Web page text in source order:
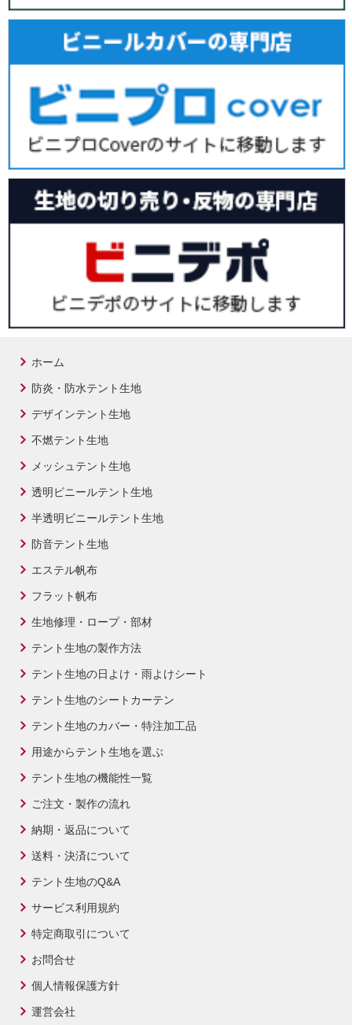
ホーム
防炎・防水テント生地
デザインテント生地
不燃テント生地
メッシュテント生地
透明ビニールテント生地
半透明ビニールテント生地
防音テント生地
エステル帆布
フラット帆布
生地修理・ロープ・部材
テント生地の製作方法
テント生地の日よけ・雨よけシート
テント生地のシートカーテン
テント生地のカバー・特注加工品
用途からテント生地を選ぶ
テント生地の機能性一覧
ご注文・製作の流れ
納期・返品について
送料・決済について
テント生地のQ&A
サービス利用規約
特定商取引について
お問合せ
個人情報保護方針
運営会社